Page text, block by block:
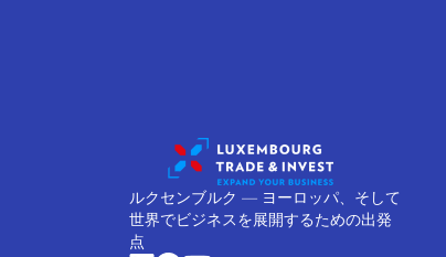
ルクセンブルク ― ヨーロッパ、そして
世界でビジネスを展開するための出発
点